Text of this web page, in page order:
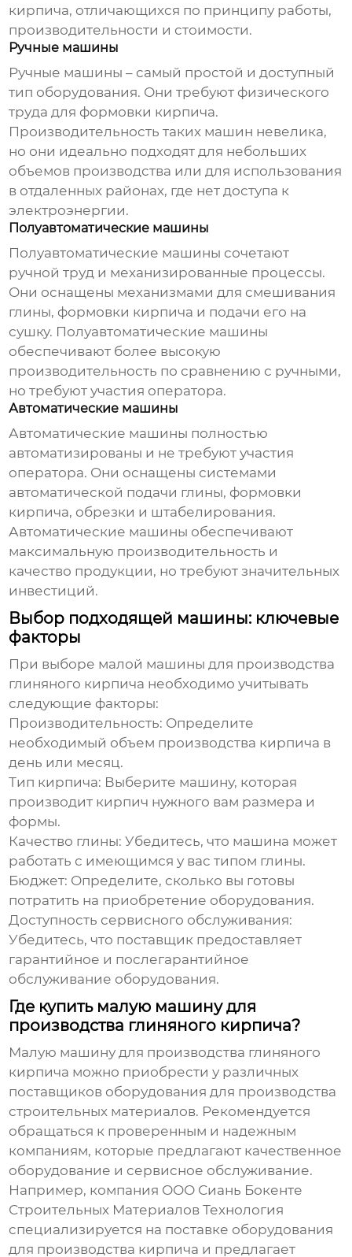
кирпича, отличающихся по принципу работы,
производительности и стоимости.
Ручные машины
Ручные машины – самый простой и доступный
тип оборудования. Они требуют физического
труда для формовки кирпича.
Производительность таких машин невелика,
но они идеально подходят для небольших
объемов производства или для использования
в отдаленных районах, где нет доступа к
электроэнергии.
Полуавтоматические машины
Полуавтоматические машины сочетают
ручной труд и механизированные процессы.
Они оснащены механизмами для смешивания
глины, формовки кирпича и подачи его на
сушку. Полуавтоматические машины
обеспечивают более высокую
производительность по сравнению с ручными,
но требуют участия оператора.
Автоматические машины
Автоматические машины полностью
автоматизированы и не требуют участия
оператора. Они оснащены системами
автоматической подачи глины, формовки
кирпича, обрезки и штабелирования.
Автоматические машины обеспечивают
максимальную производительность и
качество продукции, но требуют значительных
инвестиций.
Выбор подходящей машины: ключевые
факторы
При выборе малой машины для производства
глиняного кирпича необходимо учитывать
следующие факторы:
Производительность: Определите
необходимый объем производства кирпича в
день или месяц.
Тип кирпича: Выберите машину, которая
производит кирпич нужного вам размера и
формы.
Качество глины: Убедитесь, что машина может
работать с имеющимся у вас типом глины.
Бюджет: Определите, сколько вы готовы
потратить на приобретение оборудования.
Доступность сервисного обслуживания:
Убедитесь, что поставщик предоставляет
гарантийное и послегарантийное
обслуживание оборудования.
Где купить малую машину для
производства глиняного кирпича?
Малую машину для производства глиняного
кирпича можно приобрести у различных
поставщиков оборудования для производства
строительных материалов. Рекомендуется
обращаться к проверенным и надежным
компаниям, которые предлагают качественное
оборудование и сервисное обслуживание.
Например, компания ООО Сиань Бокенте
Строительных Материалов Технология
специализируется на поставке оборудования
для производства кирпича и предлагает